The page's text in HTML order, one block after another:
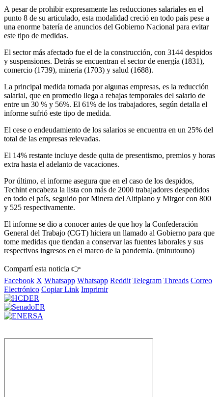
A pesar de prohibir expresamente las reducciones salariales en el
punto 8 de su articulado, esta modalidad creció en todo país pese a
una enorme batería de anuncios del Gobierno Nacional para evitar
este tipo de medidas.
El sector más afectado fue el de la construcción, con 3144 despidos
y suspensiones. Detrás se encuentran el sector de energía (1831),
comercio (1739), minería (1703) y salud (1688).
La principal medida tomada por algunas empresas, es la reducción
salarial, que en promedio llega a rebajas temporales del salario de
entre un 30 % y 56%. El 61% de los trabajadores, según detalla el
informe sufrió este tipo de medida.
El cese o endeudamiento de los salarios se encuentra en un 25% del
total de las empresas relevadas.
El 14% restante incluye desde quita de presentismo, premios y horas
extra hasta el adelanto de vacaciones.
Por último, el informe asegura que en el caso de los despidos,
Techint encabeza la lista con más de 2000 trabajadores despedidos
en todo el país, seguido por Minera del Altiplano y Mirgor con 800
y 525 respectivamente.
El informe se dio a conocer antes de que hoy la Confederación
General del Trabajo (CGT) hiciera un llamado al Gobierno para que
tome medidas que tiendan a conservar las fuentes laborales y sus
respectivos ingresos en el marco de la pandemia. (minutouno)
Compartí esta noticia 👉
Facebook X Whatsapp Whatsapp Reddit Telegram Threads Correo
Electrónico Copiar Link Imprimir